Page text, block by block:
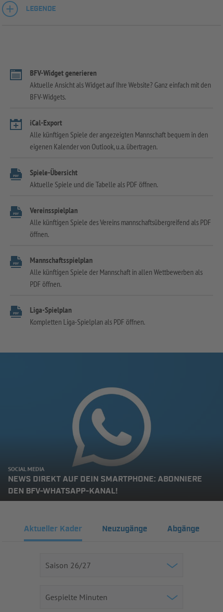
LEGENDE
BFV-Widget generieren
Aktuelle Ansicht als Widget auf Ihre Website? Ganz einfach mit den
BFV-Widgets.
iCal-Export
Alle künftigen Spiele der angezeigten Mannschaft bequem in den
eigenen Kalender von Outlook, u.a. übertragen.
Spiele-Übersicht
Aktuelle Spiele und die Tabelle als PDF öffnen.
Vereinsspielplan
Alle künftigen Spiele des Vereins mannschaftsübergreifend als PDF
öffnen.
Mannschaftsspielplan
Alle künftigen Spiele der Mannschaft in allen Wettbewerben als
PDF öffnen.
Liga-Spielplan
Kompletten Liga-Spielplan als PDF öffnen.
SOCIAL MEDIA
NEWS DIREKT AUF DEIN SMARTPHONE: ABONNIERE
DEN BFV-WHATSAPP-KANAL!
Aktueller Kader Neuzugänge Abgänge